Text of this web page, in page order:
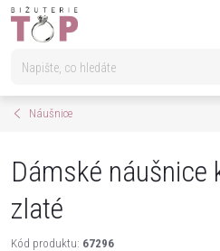
Přejít
Náušnice
Dámské náušnice
zlaté
Kód produktu: 67296